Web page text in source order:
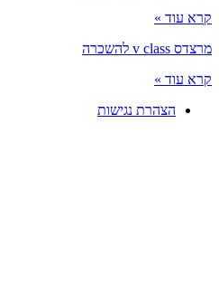
קרא עוד »
מרצדס v class להשכרה
קרא עוד »
הצהרת נגישות